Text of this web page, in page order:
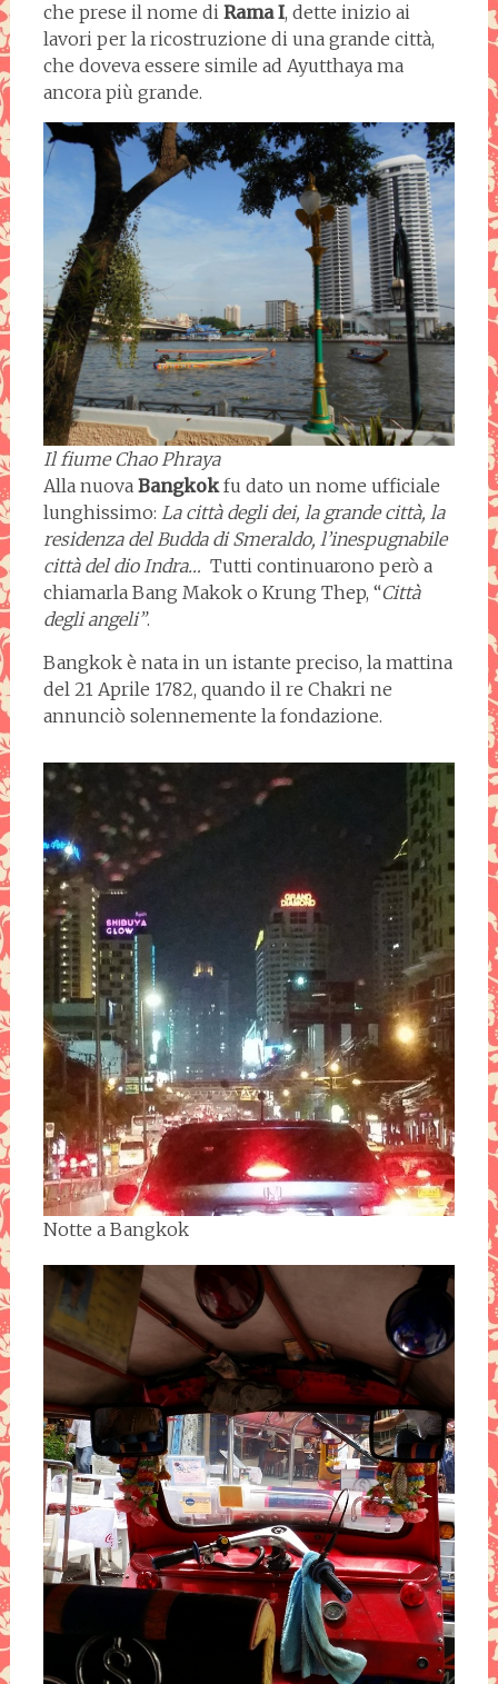
che prese il nome di Rama I, dette inizio ai
lavori per la ricostruzione di una grande città,
che doveva essere simile ad Ayutthaya ma
ancora più grande.
Il fiume Chao Phraya
Alla nuova Bangkokfu dato un nome ufficiale
lunghissimo: La città degli dei, la grande città, la
residenza del Budda di Smeraldo, l’inespugnabile
città del dio Indra… Tutti continuarono però a
chiamarla Bang Makok o Krung Thep, “Città
degli angeli”.
Bangkok è nata in un istante preciso, la mattina
del 21 Aprile 1782, quando il re Chakri ne
annunciò solennemente la fondazione.
Notte a Bangkok